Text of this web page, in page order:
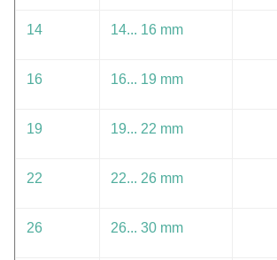
14 14... 16 mm
16 16... 19 mm
19 19... 22 mm
22 22... 26 mm
26 26... 30 mm